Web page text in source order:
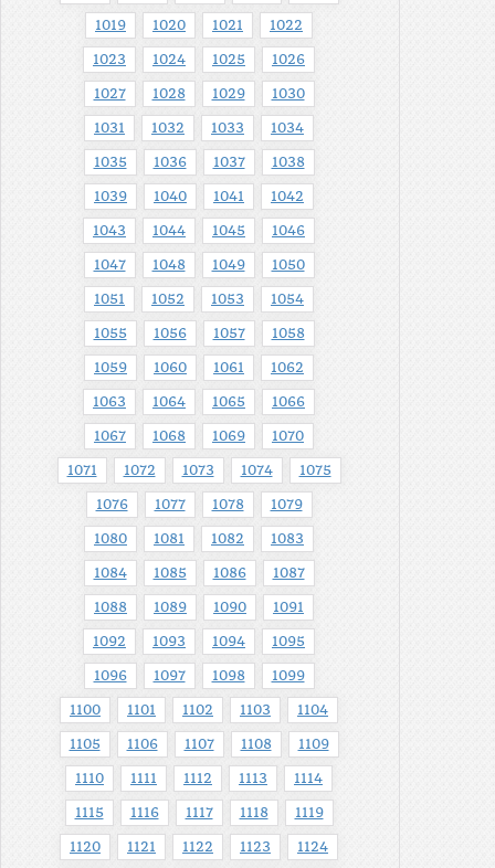
1019 1020 1021 1022
1023 1024 1025 1026
1027 1028 1029 1030
1031 1032 1033 1034
1035 1036 1037 1038
1039 1040 1041 1042
1043 1044 1045 1046
1047 1048 1049 1050
1051 1052 1053 1054
1055 1056 1057 1058
1059 1060 1061 1062
1063 1064 1065 1066
1067 1068 1069 1070
1071 1072 1073 1074 1075
1076 1077 1078 1079
1080 1081 1082 1083
1084 1085 1086 1087
1088 1089 1090 1091
1092 1093 1094 1095
1096 1097 1098 1099
1100 1101 1102 1103 1104
1105 1106 1107 1108 1109
1110 1111 1112 1113 1114
1115 1116 1117 1118 1119
1120 1121 1122 1123 1124